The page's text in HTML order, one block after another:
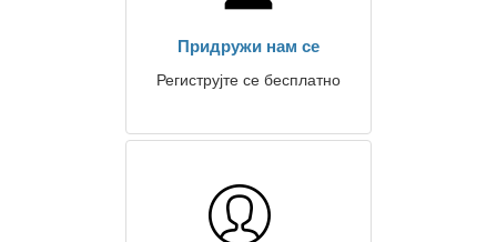
Придружи нам се
Региструјте се бесплатно